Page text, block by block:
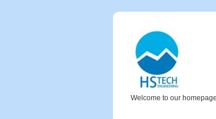
Welcome to our homepage